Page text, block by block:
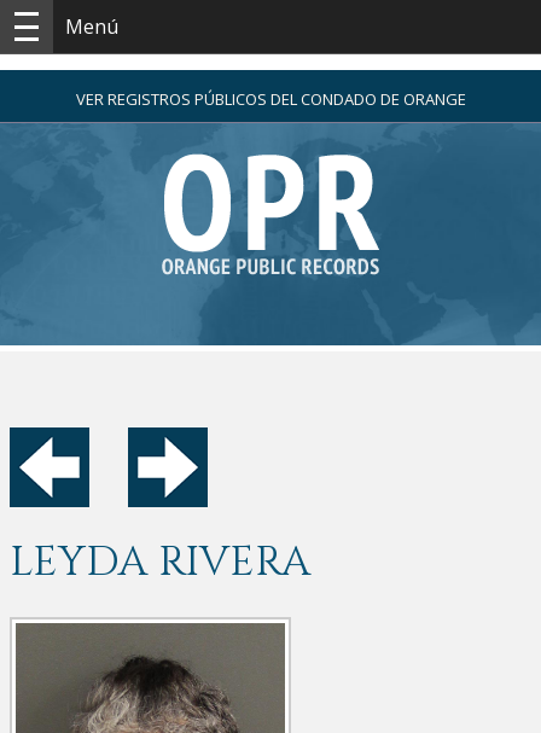
Menú
VER REGISTROS PÚBLICOS DEL CONDADO DE ORANGE
LEYDA RIVERA